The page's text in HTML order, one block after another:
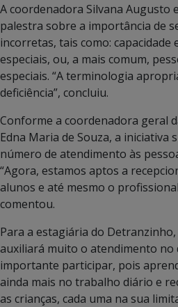
A coordenadora Silvana Augusto
palestra sobre a importância de
incorretas, tais como: capacidade
especiais, ou, a mais comum,
especiais. “A terminologia
deficiência”, concluiu.
Conforme a coordenadora geral
Edna Maria de Souza, a
número de atendimento às
“Agora, estamos aptos a
alunos e até mesmo o
comentou.
Para a estagiária do
auxiliará muito o atendimento no
importante participar, pois
ainda mais no trabalho diário e
as crianças, cada uma na sua